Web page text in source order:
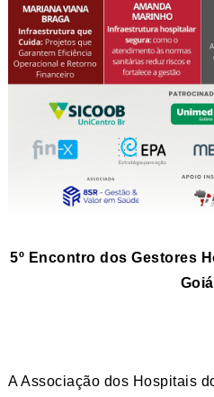
5º Encontro dos Gestores
A Associação dos Hospitais